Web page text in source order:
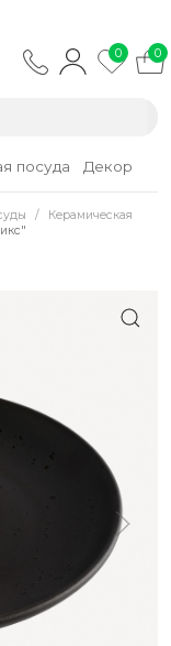
0 0
посуда Декор
Керамическая